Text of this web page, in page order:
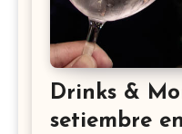
Drinks &
setiembre